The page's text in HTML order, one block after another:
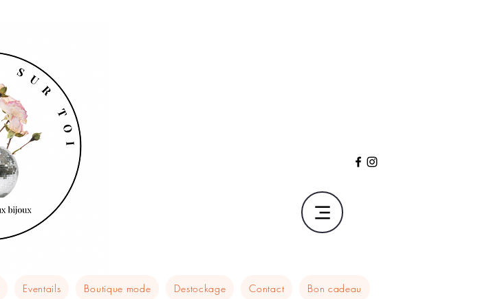
Eventails Boutique mode Destockage Contact Bon cadeau